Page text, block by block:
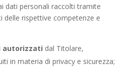
dati personali raccolti tramite
delle rispettive competenze e
autorizzati dal Titolare,
in materia di privacy e sicurezza;